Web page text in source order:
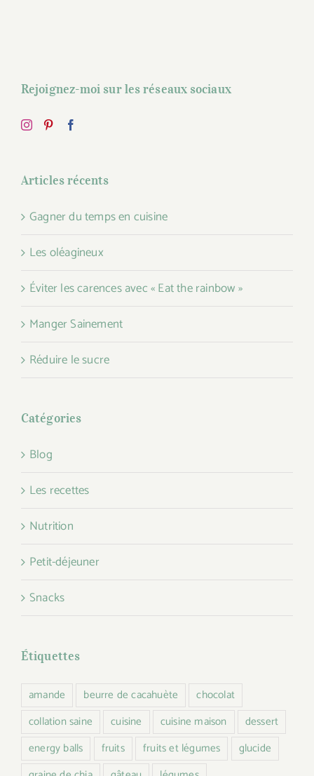
Rejoignez-moi sur les réseaux sociaux
Articles récents
Gagner du temps en cuisine
Les oléagineux
Éviter les carences avec « Eat the rainbow »
Manger Sainement
Réduire le sucre
Catégories
Blog
Les recettes
Nutrition
Petit-déjeuner
Snacks
Étiquettes
amande beurre de cacahuète
chocolat
collation saine
cuisine cuisine maison
dessert
energy balls
fruits fruits et légumes
glucide